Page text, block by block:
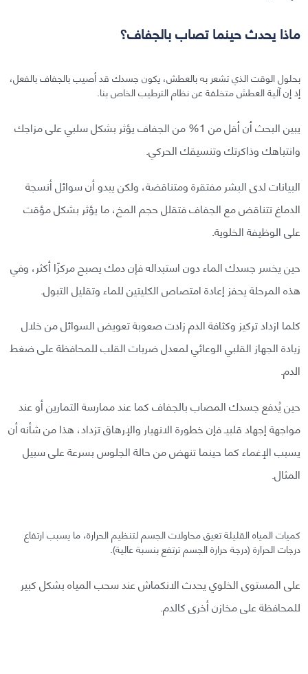
ماذا يحدث حينما تصاب بالجفاف؟
بحلول الوقت الذي تشعر به بالعطش، يكون جسدك قد أصيب بالجفاف بالفعل،
إذ إن آلية العطش متخلفة عن نظام الترطيب الخاص بنا.
يبين البحث أن أقل من 1% من الجفاف يؤثر بشكل سلبي على مزاجك
وانتباهك وذاكرتك وتنسيقك الحركي.
البيانات لدى البشر مفتقرة ومتناقضة، ولكن يبدو أن سوائل أنسجة
الدماغ تتناقض مع الجفاف فتقلل حجم المخ، ما يؤثر بشكل مؤقت
على الوظيفة الخلوية.
حين يخسر جسدك الماء دون استبداله فإن دمك يصبح مركزًا أكثر، وفي
هذه المرحلة يحفز إعادة امتصاص الكليتين للماء وتقليل التبول.
كلما ازداد تركيز وكثافة الدم زادت صعوبة تعويض السوائل من خلال
زيادة الجهاز القلبي الوعائي لمعدل ضربات القلب للمحافظة على ضغط
الدم.
حين يُدفع جسدك المصاب بالجفاف كما عند ممارسة التمارين أو عند
مواجهة إجهاد قلبيـ فإن خطورة الانهيار والإرهاق تزداد، هذا من شأنه أن
يسبب الإغماء كما حينما تنهض من حالة الجلوس بسرعة على سبيل
المثال.
كميات المياه القليلة تعيق محاولات الجسم لتنظيم الحرارة، ما يسبب ارتفاع
درجات الحرارة (درجة حرارة الجسم ترتفع بنسبة عالية).
على المستوى الخلوي يحدث الانكماش عند سحب المياه بشكل كبير
للمحافظة على مخازن أخرى كالدم.